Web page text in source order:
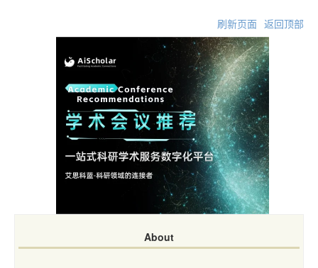
刷新页面 返回顶部
About